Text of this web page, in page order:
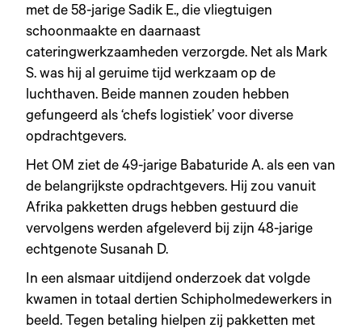
met de 58-jarige Sadik E., die vliegtuigen
schoonmaakte en daarnaast
cateringwerkzaamheden verzorgde. Net als Mark
S. was hij al geruime tijd werkzaam op de
luchthaven. Beide mannen zouden hebben
gefungeerd als ‘chefs logistiek’ voor diverse
opdrachtgevers.
Het OM ziet de 49-jarige Babaturide A. als een van
de belangrijkste opdrachtgevers. Hij zou vanuit
Afrika pakketten drugs hebben gestuurd die
vervolgens werden afgeleverd bij zijn 48-jarige
echtgenote Susanah D.
In een alsmaar uitdijend onderzoek dat volgde
kwamen in totaal dertien Schipholmedewerkers in
beeld. Tegen betaling hielpen zij pakketten met